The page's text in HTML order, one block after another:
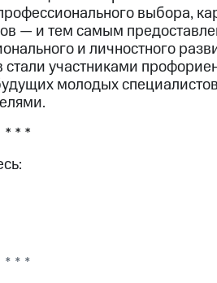
выбора,
— и тем самым
и личностного
стали участниками
молодых
* * *
* * *